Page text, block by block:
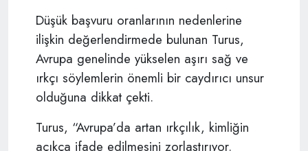
Düşük başvuru oranlarının nedenlerine
ilişkin değerlendirmede bulunan Turus,
Avrupa genelinde yükselen aşırı sağ ve
ırkçı söylemlerin önemli bir caydırıcı unsur
olduğuna dikkat çekti.
Turus, “Avrupa’da artan ırkçılık, kimliğin
açıkça ifade edilmesini zorlaştırıyor.